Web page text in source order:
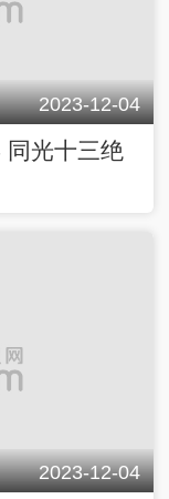
2023-12-04
同光十三绝
2023-12-04